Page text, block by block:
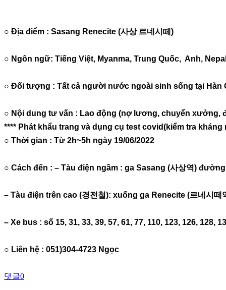
○ Địa điểm : Sasang Renecite (사상 르네시떼)
○ Ngôn ngữ: Tiếng Việt, Myanma, Trung Quốc, Anh,
○ Đối tượng : Tất cả người nước ngoài sinh sống tại Hàn
○ Nội dung tư vấn : Lao động (nợ lương, chuyển xưởng,
**** Phát khẩu trang và dụng cụ test covid(kiểm tra kháng
○ Thời gian : Từ 2h~5h ngày 19/06/2022
○ Cách đến : – Tàu điện ngầm : ga Sasang (사상역)
– Tàu điện trên cao (경전철): xuống ga Renecite (르네시떼
– Xe bus : số 15, 31, 33, 39, 57, 61, 77, 110, 123, 126, 128,
○ Liên hệ : 051)304-4723 Ngọc
댓글0